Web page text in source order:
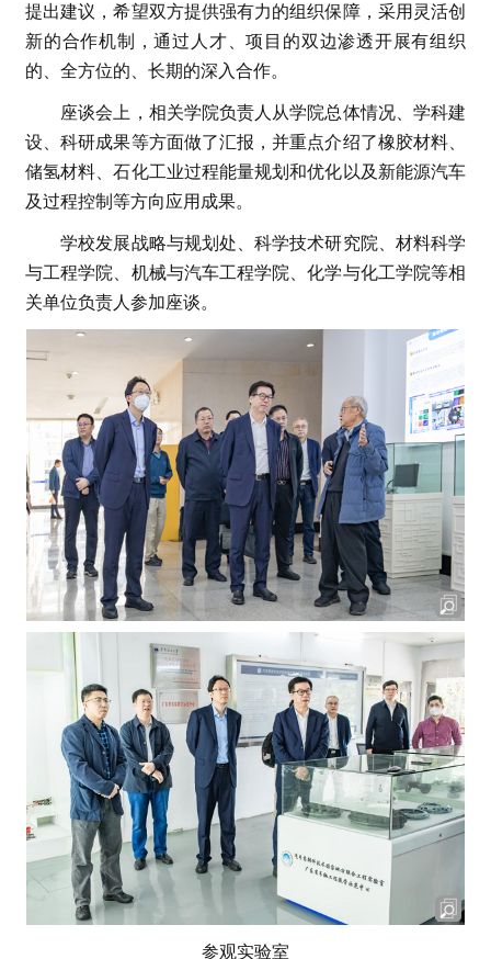
提出建议，希望双方提供强有力的组织保障，采用灵活创
新的合作机制，通过人才、项目的双边渗透开展有组织
的、全方位的、长期的深入合作。
座谈会上，相关学院负责人从学院总体情况、学科建
设、科研成果等方面做了汇报，并重点介绍了橡胶材料、
储氢材料、石化工业过程能量规划和优化以及新能源汽车
及过程控制等方向应用成果。
学校发展战略与规划处、科学技术研究院、材料科学
与工程学院、机械与汽车工程学院、化学与化工学院等相
关单位负责人参加座谈。
参观实验室